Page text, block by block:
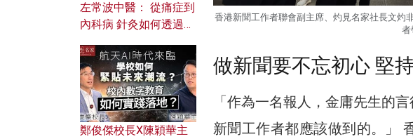
香港新聞工作者聯會副主席、灼見名家社長文灼
者
做新聞要不忘初心 堅
「作為一名報人，金庸先生的
新聞工作者都應該做到的。」
左常波中醫： 從痛症到
內科病 針灸如何透過解
鄭俊傑校長X陳穎華主